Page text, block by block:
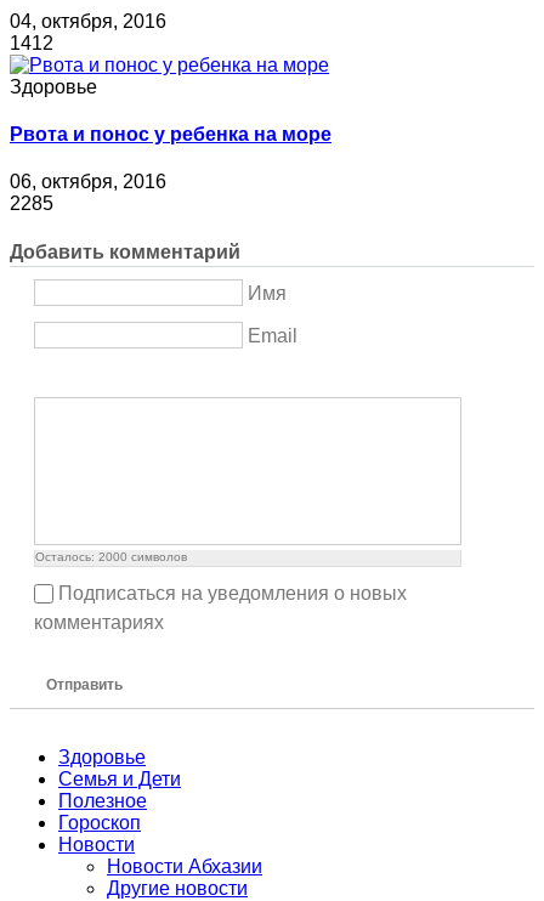
04, октября, 2016
1412
Здоровье
Рвота и понос у ребенка на море
06, октября, 2016
2285
Добавить комментарий
Имя
Email
Осталось: 2000 символов
Подписаться на уведомления о новых
комментариях
Отправить
Здоровье
Семья и Дети
Полезное
Гороскоп
Новости
Новости Абхазии
Другие новости